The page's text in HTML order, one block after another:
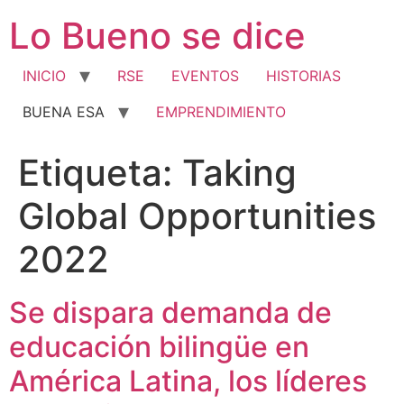
contenido
Lo Bueno se dice
INICIO RSE EVENTOS
HISTORIAS
BUENA ESA
EMPRENDIMIENTO
Etiqueta: Taking
Global Opportunities
2022
Se dispara demanda de
educación bilingüe en
América Latina, los líderes